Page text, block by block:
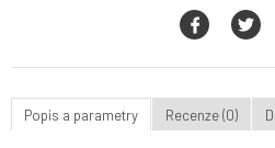
Popis a parametry Recenze (0)